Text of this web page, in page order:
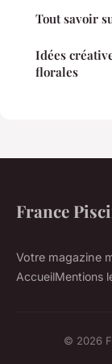
Tout savoir
Idées
florales
France
Votre magazine
AccueilMentions
© 2026